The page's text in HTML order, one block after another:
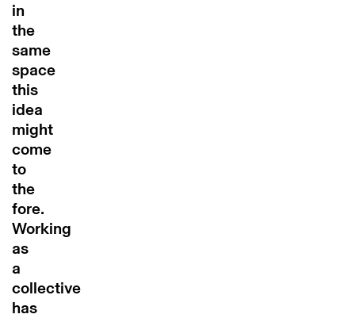
in
the
same
space
this
idea
might
come
to
the
fore.
Working
as
a
collective
has